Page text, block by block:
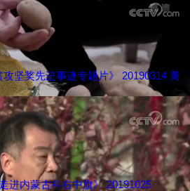
坚奖先进事迹专题片》 20190314 黄
进内蒙古科右中旗》 20191025